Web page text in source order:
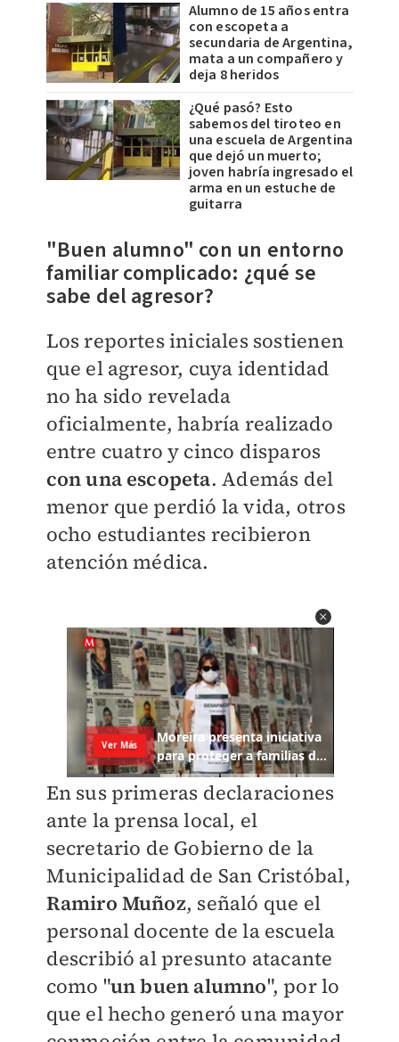
Alumno de 15 años entra
con escopeta a
secundaria de Argentina,
mata a un compañero y
deja 8 heridos
¿Qué pasó? Esto
sabemos del tiroteo en
una escuela de Argentina
que dejó un muerto;
joven habría ingresado el
arma en un estuche de
guitarra
"Buen alumno" con un entorno
familiar complicado: ¿qué se
sabe del agresor?
Los reportes iniciales sostienen
que el agresor, cuya identidad
no ha sido revelada
oficialmente, habría realizado
entre cuatro y cinco disparos
con una escopeta. Además del
menor que perdió la vida, otros
ocho estudiantes recibieron
atención médica.
En sus primeras declaraciones
ante la prensa local, el
secretario de Gobierno de la
Municipalidad de San Cristóbal,
Ramiro Muñoz, señaló que el
personal docente de la escuela
describió al presunto atacante
como "un buen alumno", por lo
que el hecho generó una mayor